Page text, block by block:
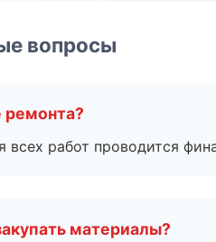
вопросы
ремонта?
всех работ проводится
материалы?